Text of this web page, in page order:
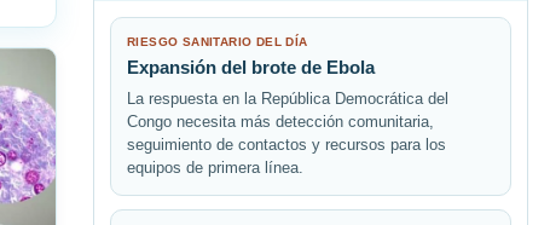
RIESGO SANITARIO DEL DÍA
Expansión del brote de Ebola
La respuesta en la República Democrática del
Congo necesita más detección comunitaria,
seguimiento de contactos y recursos para los
equipos de primera línea.